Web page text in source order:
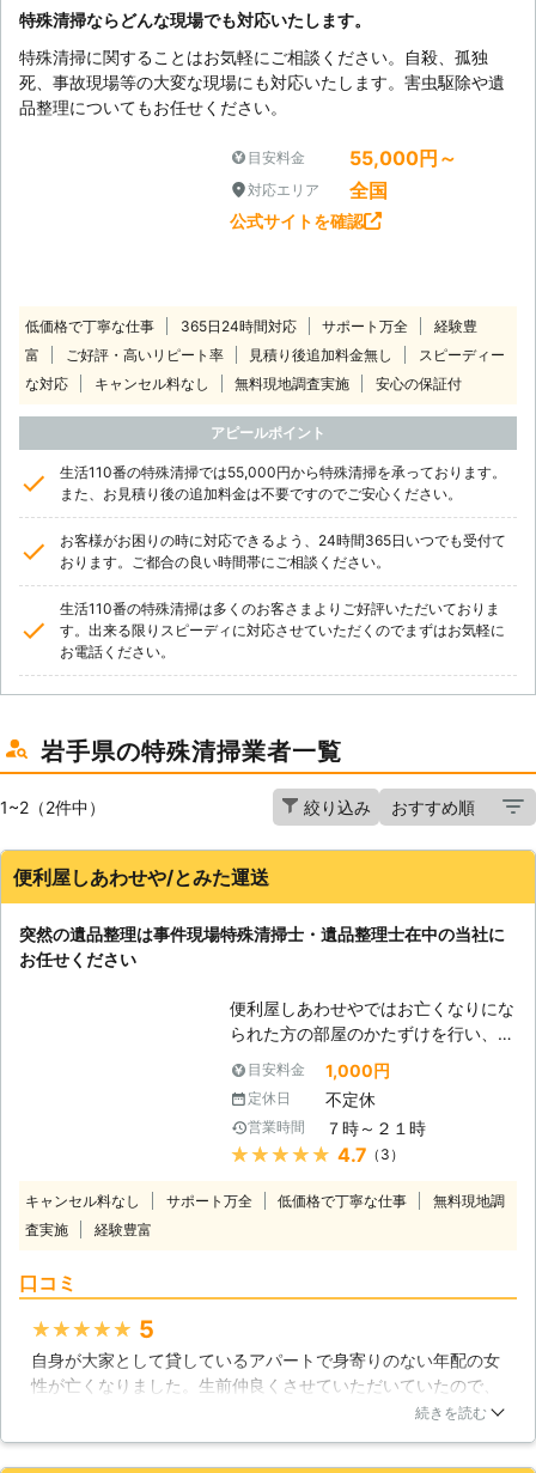
特殊清掃ならどんな現場でも対応いたします。
特殊清掃に関することはお気軽にご相談ください。自殺、孤独
死、事故現場等の大変な現場にも対応いたします。害虫駆除や遺
品整理についてもお任せください。
目安料金 55,000円～
対応エリア 全国
公式サイトを確認
低価格で丁寧な仕事 365日24時間対応 サポート万全
経験豊
富
ご好評・高いリピート率 見積り後追加料金無し
スピーディー
な対応
キャンセル料なし 無料現地調査実施 安心の保証付
アピールポイント
生活110番の特殊清掃では55,000円から特殊清掃を承っております。
また、お見積り後の追加料金は不要ですのでご安心ください。
お客様がお困りの時に対応できるよう、24時間365日いつでも受付て
おります。ご都合の良い時間帯にご相談ください。
生活110番の特殊清掃は多くのお客さまよりご好評いただいておりま
す。出来る限りスピーディに対応させていただくのでまずはお気軽に
お電話ください。
岩手県の特殊清掃業者一覧
1~2（2件中） 絞り込み
便利屋しあわせや/とみた運送
突然の遺品整理は事件現場特殊清掃士・遺品整理士在中の当社に
お任せください
便利屋しあわせやではお亡くなりにな
られた方の部屋のかたずけを行い、不
用品の処分、粗大ごみの処分、特殊清
掃（除菌や消臭、お炊き上げ供養等）
や遺品の配達や引越など運送を致しま
す。便利屋と運送業の当社ならではの
サービス体制で突然の遺品整理等でお
だきます。また、遺品整理だけではな
あわせやはこれからもお客様に喜んで
いただくために誠心誠意お客様をサポ
ート致しますのでよろしくお願いいた
目安料金 1,000円
定休日 不定休
営業時間 ７時～２１時
★★★★★ 4.7 （3）
キャンセル料なし サポート万全 低価格で丁寧な仕事
無料現地調
査実施
経験豊富
口コミ
★★★★★ 5
自身が大家として貸しているアパートで身寄りのない年配の女
性が亡くなりました。生前仲良くさせていただいていたので、
お葬式などは私達で済ませたのですが部屋自体の片づけに困っ
続きを読む